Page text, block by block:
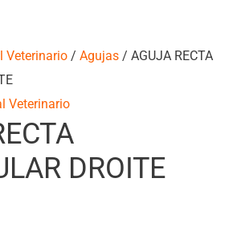
Veterinario / Agujas / AGUJA RECTA
Veterinario
DROITE